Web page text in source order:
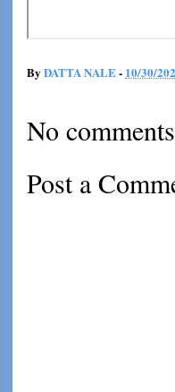
By DATTA NALE- 10/30/
No
Post a